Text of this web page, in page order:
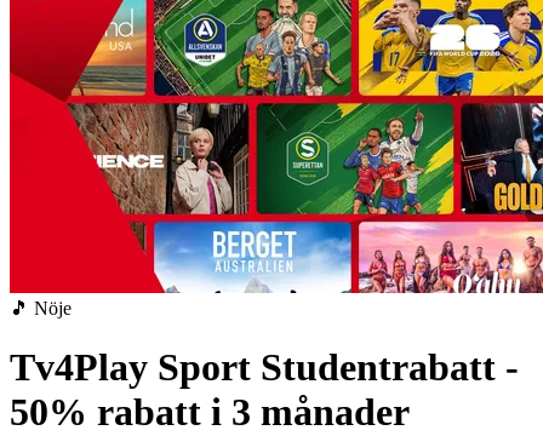
🎵 Nöje
Tv4Play Sport Studentrabatt -
50% rabatt i 3 månader